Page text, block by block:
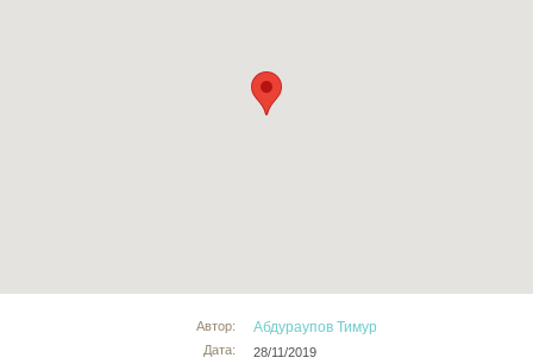
Автор:
Дата:
Абдураупов Тимур
28/11/2019